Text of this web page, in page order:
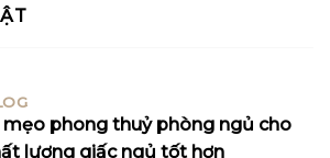
mẹo phong thuỷ phòng ngủ cho
lượng giấc ngủ tốt hơn